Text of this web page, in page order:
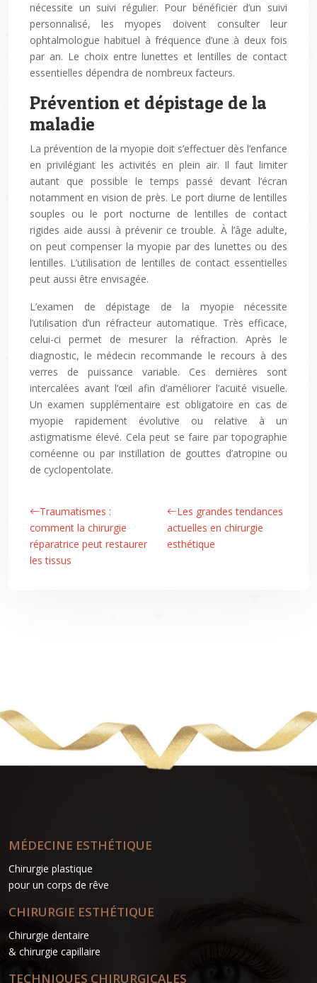
nécessite un suivi régulier. Pour bénéficier d’un suivi
personnalisé, les myopes doivent consulter leur
ophtalmologue habituel à fréquence d’une à deux fois
par an. Le choix entre lunettes et lentilles de contact
essentielles dépendra de nombreux facteurs.
Prévention et dépistage de la
maladie
La prévention de la myopie doit s’effectuer dès l’enfance
en privilégiant les activités en plein air. Il faut limiter
autant que possible le temps passé devant l’écran
notamment en vision de près. Le port diurne de lentilles
souples ou le port nocturne de lentilles de contact
rigides aide aussi à prévenir ce trouble. À l’âge adulte,
on peut compenser la myopie par des lunettes ou des
lentilles. L’utilisation de lentilles de contact essentielles
peut aussi être envisagée.
L’examen de dépistage de la myopie nécessite
l’utilisation d’un réfracteur automatique. Très efficace,
celui-ci permet de mesurer la réfraction. Après le
diagnostic, le médecin recommande le recours à des
verres de puissance variable. Ces dernières sont
intercalées avant l’œil afin d’améliorer l’acuité visuelle.
Un examen supplémentaire est obligatoire en cas de
myopie rapidement évolutive ou relative à un
astigmatisme élevé. Cela peut se faire par topographie
cornéenne ou par instillation de gouttes d’atropine ou
de cyclopentolate.
Traumatismes :
comment la chirurgie
réparatrice peut restaurer
les tissus
Les grandes tendances
actuelles en chirurgie
esthétique
MÉDECINE ESTHÉTIQUE
Chirurgie plastique
pour un corps de rêve
CHIRURGIE ESTHÉTIQUE
Chirurgie dentaire
& chirurgie capillaire
TECHNIQUES CHIRURGICALES